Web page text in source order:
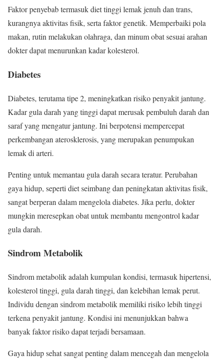
Faktor penyebab termasuk diet tinggi lemak jenuh dan trans,
kurangnya aktivitas fisik, serta faktor genetik. Memperbaiki pola
makan, rutin melakukan olahraga, dan minum obat sesuai arahan
dokter dapat menurunkan kadar kolesterol.
Diabetes
Diabetes, terutama tipe 2, meningkatkan risiko penyakit jantung.
Kadar gula darah yang tinggi dapat merusak pembuluh darah dan
saraf yang mengatur jantung. Ini berpotensi mempercepat
perkembangan aterosklerosis, yang merupakan penumpukan
lemak di arteri.
Penting untuk memantau gula darah secara teratur. Perubahan
gaya hidup, seperti diet seimbang dan peningkatan aktivitas fisik,
sangat berperan dalam mengelola diabetes. Jika perlu, dokter
mungkin meresepkan obat untuk membantu mengontrol kadar
gula darah.
Sindrom Metabolik
Sindrom metabolik adalah kumpulan kondisi, termasuk hipertensi,
kolesterol tinggi, gula darah tinggi, dan kelebihan lemak perut.
Individu dengan sindrom metabolik memiliki risiko lebih tinggi
terkena penyakit jantung. Kondisi ini menunjukkan bahwa
banyak faktor risiko dapat terjadi bersamaan.
Gaya hidup sehat sangat penting dalam mencegah dan mengelola